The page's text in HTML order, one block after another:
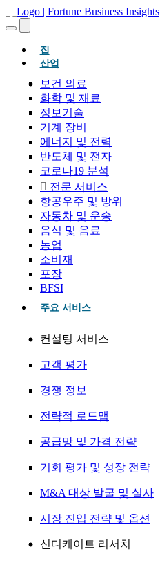
집(현재의)
산업
보건 의료
화학 및 재료
정보기술
기계 장비
에너지 및 전력
반도체 및 전자
코로나19 분석
전문 서비스
항공우주 및 방위
자동차 및 운송
음식 및 음료
농업
소비재
포장
BFSI
주요 서비스
컨설팅 서비스
고객 평가
경쟁 정보
전략적 로드맵
공급망 및 가격 전략
기회 평가 및 성장 전략
M&A 대상 발굴 및 실사
시장 진입 전략 및 옵션
신디케이트 리서치